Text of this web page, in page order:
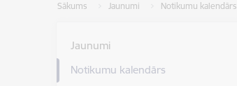
Sākums Jaunumi Notikumu kalendārs
Jaunumi
Notikumu kalendārs